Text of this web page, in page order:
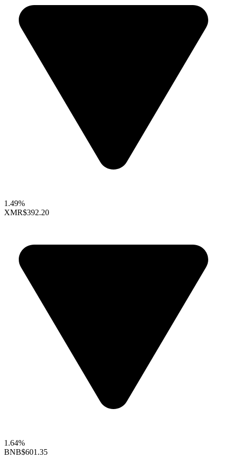
1.49%
XMR$392.20
1.64%
BNB$601.35